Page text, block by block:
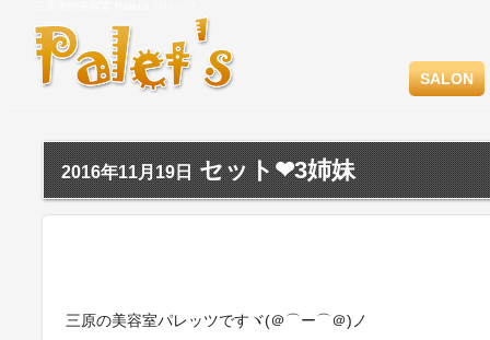
SALON
2016年11月19日 セット❤︎3姉妹
三原の美容室パレッツですヾ(＠⌒ー⌒＠)ノ